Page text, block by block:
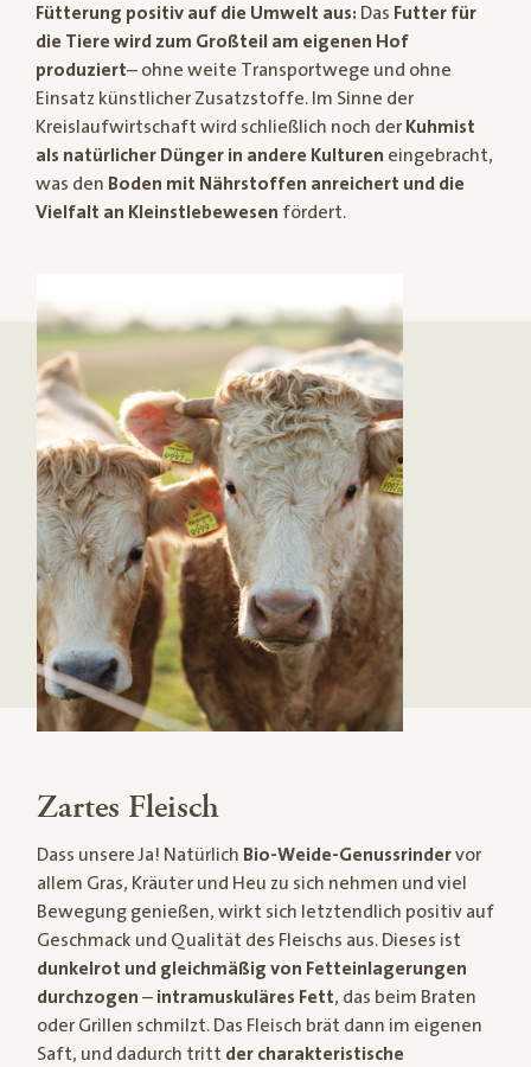
Fütterung positiv auf die Umwelt aus: Das Futter für
die Tiere wird zum Großteil am eigenen Hof
produziert– ohne weite Transportwege und ohne
Einsatz künstlicher Zusatzstoffe. Im Sinne der
Kreislaufwirtschaft wird schließlich noch der Kuhmist
als natürlicher Dünger in andere Kulturen eingebracht,
was den Boden mit Nährstoffen anreichert und die
Vielfalt an Kleinstlebewesen fördert.
Zartes Fleisch
Dass unsere Ja! Natürlich Bio-Weide-Genussrindervor
allem Gras, Kräuter und Heu zu sich nehmen und viel
Bewegung genießen, wirkt sich letztendlich positiv auf
Geschmack und Qualität des Fleischs aus. Dieses ist
dunkelrot und gleichmäßig von Fetteinlagerungen
durchzogen – intramuskuläres Fett, das beim Braten
oder Grillen schmilzt. Das Fleisch brät dann im eigenen
Saft, und dadurch tritt der charakteristische